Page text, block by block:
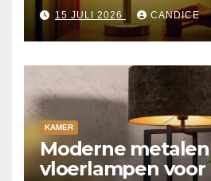
15 JULI 2026 CANDICE
KAMER
Moderne metalen
vloerlampen voor